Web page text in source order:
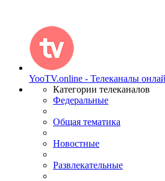
YooTV.online - Телеканалы
Категории телеканалов
Федеральные
Общая тематика
Новостные
Развлекательные